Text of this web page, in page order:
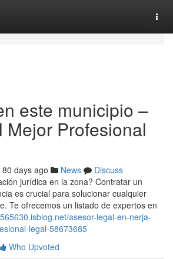
este municipio –
Mejor Profesional
80 days ago News
Discuss
jurídica en la zona? Contratar un
es crucial para solucionar cualquier
Te ofrecemos un listado de expertos en
asesor-legal-en-nerja-
legal-58673685
Who Upvoted